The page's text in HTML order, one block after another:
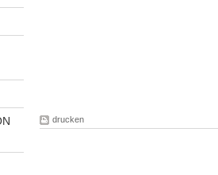
drucken